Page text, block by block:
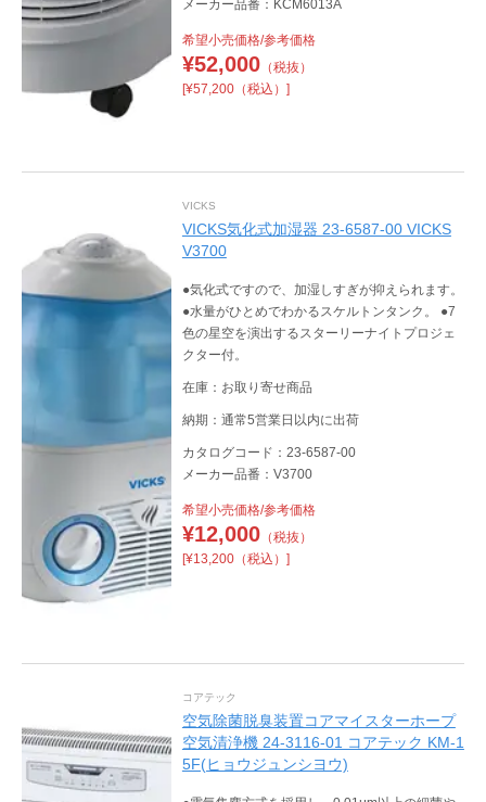
メーカー品番：KCM6013A
希望小売価格/参考価格
¥52,000（税抜）
[¥57,200（税込）]
VICKS
VICKS気化式加湿器 23-6587-00 VICKS
V3700
●気化式ですので、加湿しすぎが抑えられます。
●水量がひとめでわかるスケルトンタンク。 ●7
色の星空を演出するスターリーナイトプロジェ
クター付。
在庫：お取り寄せ商品
納期：通常5営業日以内に出荷
カタログコード：23-6587-00
メーカー品番：V3700
希望小売価格/参考価格
¥12,000（税抜）
[¥13,200（税込）]
コアテック
空気除菌脱臭装置コアマイスターホープ
空気清浄機 24-3116-01 コアテック KM-1
5F(ヒョウジュンシヨウ)